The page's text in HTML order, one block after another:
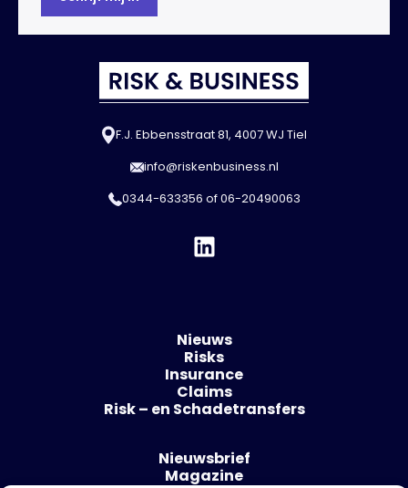
F.J. Ebbensstraat 81, 4007 WJ Tiel
info@riskenbusiness.nl
0344-633356 of06-20490063
Nieuws
Risks
Insurance
Claims
Risk – en Schadetransfers
Nieuwsbrief
Magazine